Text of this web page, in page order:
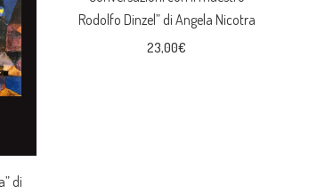
Rodolfo Dinzel” di Angela Nicotra
23,00€
di